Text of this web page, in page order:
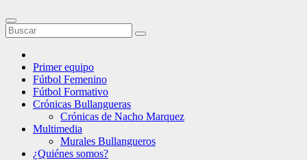
Primer equipo
Fútbol Femenino
Fútbol Formativo
Crónicas Bullangueras
Crónicas de Nacho Marquez
Multimedia
Murales Bullangueros
¿Quiénes somos?